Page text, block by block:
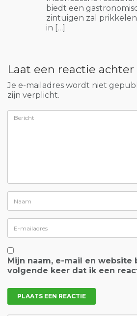
biedt een
zintuigen zal
in […]
Laat een reactie achter
Je e-mailadres wordt niet
zijn verplicht.
Mijn naam, e-mail en website
volgende keer dat ik een